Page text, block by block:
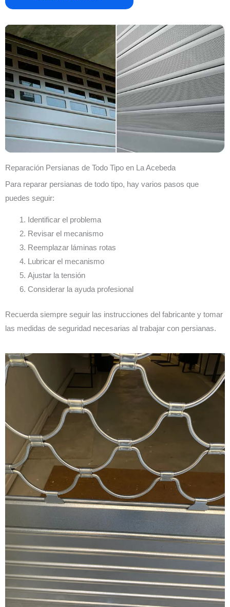
Reparación Persianas de Todo Tipo en La Acebeda
Para reparar persianas de todo tipo, hay varios pasos que
puedes seguir:
Identificar el problema
Revisar el mecanismo
Reemplazar láminas rotas
Lubricar el mecanismo
Ajustar la tensión
Considerar la ayuda profesional
Recuerda siempre seguir las instrucciones del fabricante y tomar
las medidas de seguridad necesarias al trabajar con persianas.